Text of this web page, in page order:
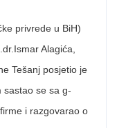
privrede u BiH)
Alagića,
Tešanj posjetio je
sastao se sa g-
i razgovarao o